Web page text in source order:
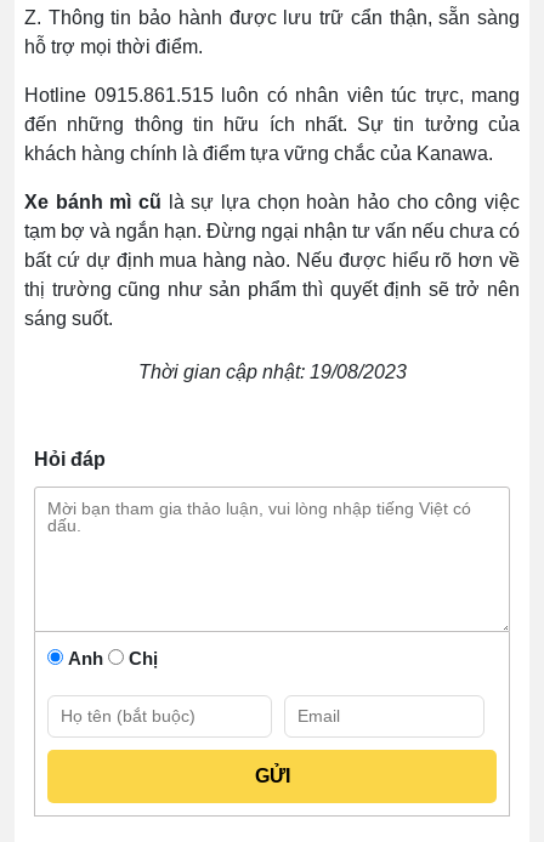
Z. Thông tin bảo hành được lưu trữ cẩn thận, sẵn sàng
hỗ trợ mọi thời điểm.
Hotline 0915.861.515 luôn có nhân viên túc trực, mang
đến những thông tin hữu ích nhất. Sự tin tưởng của
khách hàng chính là điểm tựa vững chắc của Kanawa.
Xe bánh mì cũ
là sự lựa chọn hoàn hảo cho công việc
tạm bợ và ngắn hạn. Đừng ngại nhận tư vấn nếu chưa có
bất cứ dự định mua hàng nào. Nếu được hiểu rõ hơn về
thị trường cũng như sản phẩm thì quyết định sẽ trở nên
sáng suốt.
Thời gian cập nhật: 19/08/2023
Hỏi đáp
Anh Chị